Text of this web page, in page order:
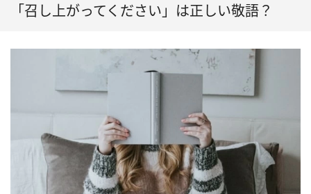
「召し上がってください」は正しい敬語？